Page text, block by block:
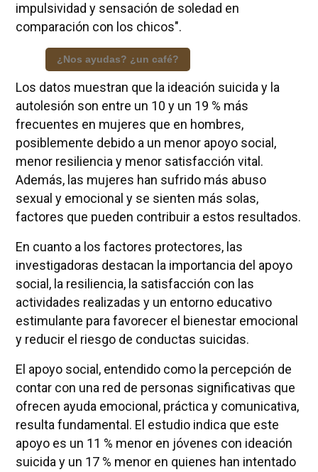
impulsividad y sensación de soledad en
comparación con los chicos".
¿Nos ayudas? ¿un café?
Los datos muestran que la ideación suicida y la
autolesión son entre un 10 y un 19 % más
frecuentes en mujeres que en hombres,
posiblemente debido a un menor apoyo social,
menor resiliencia y menor satisfacción vital.
Además, las mujeres han sufrido más abuso
sexual y emocional y se sienten más solas,
factores que pueden contribuir a estos resultados.
En cuanto a los factores protectores, las
investigadoras destacan la importancia del apoyo
social, la resiliencia, la satisfacción con las
actividades realizadas y un entorno educativo
estimulante para favorecer el bienestar emocional
y reducir el riesgo de conductas suicidas.
El apoyo social, entendido como la percepción de
contar con una red de personas significativas que
ofrecen ayuda emocional, práctica y comunicativa,
resulta fundamental. El estudio indica que este
apoyo es un 11 % menor en jóvenes con ideación
suicida y un 17 % menor en quienes han intentado